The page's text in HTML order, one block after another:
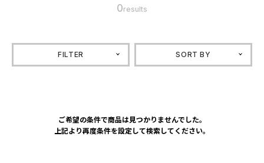
0results
FILTER SORT BY
ご希望の条件で商品は見つかりませんでした。
上記より再度条件を設定して検索してください。